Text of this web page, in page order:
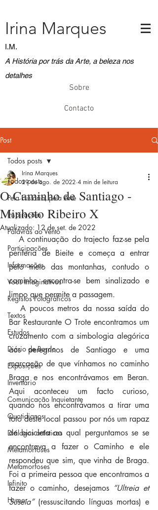
A História por trás da Arte, a beleza nos
detalhes
Irina Marques
I.M.
Sobre
Contacto
Post
Todos posts
Pela História, pela Arte
Inspirações
Palavras ao Vento
Participações
Informações
Voos Imaginativos
Registos Fotográficos
Textos
Estudos
Diário de Bordo
Exposições
Inventário
Comunicação Inquietante
Quotidianos
Diálogos artísticos
Metamorfoses
Metamorfoses
Infinito
Humor
Todos posts
O Caminho de Santiago -
Minhoto Ribeiro X
Irina Marques
29 de ago. de 2022 4 min de leitura
Atualizado: 12 de set. de 2022
periferia de Bieite e começa a entrar
pelo meio das montanhas, contudo o
caminho encontra-se bem sinalizado e
limpo que permite a passagem.
Bar Restaurante O Trote encontramos um
cruzamento com a simbologia alegórica
aos peregrinos de Santiago e uma
marcação de que vínhamos no caminho
Braga e nos encontrávamos em Beran.
Aqui aconteceu um facto curioso,
quando nos encontrávamos a tirar uma
foto deste local passou por nós um rapaz
de bicicleta ao qual perguntamos se se
encontrava a fazer o Caminho e ele
respondeu que sim, que vinha de Braga.
Foi a primeira pessoa que encontramos a
fazer o caminho, desejamos “Ultreia et
Suseia” (ressuscitando línguas mortas) e